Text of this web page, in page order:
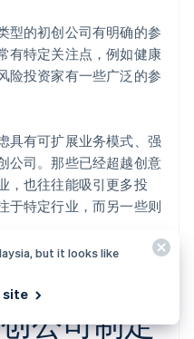
型的初创公司有明确的参
有特定关注点，例如健康
险投资家有一些广泛的参
具有可扩展业务模式、强
公司。那些已经超越创意
，也往往能吸引更多投
于特定行业，而另一些则
公司制定
but it looks like
site